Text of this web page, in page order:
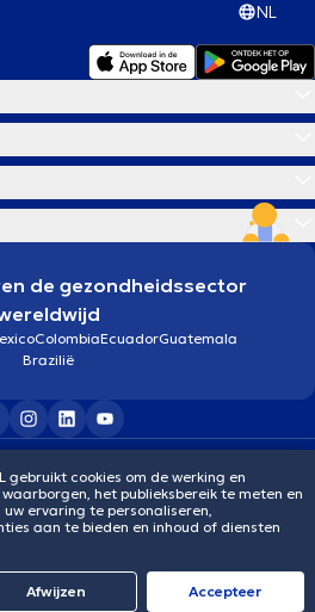
NL
de gezondheidssector
ColombiaEcuadorGuatemala
Brazilië
doctoranytime
gebruikt cookies om de werking en
het publieksbereik te meten en
ervaring te personaliseren,
aan te bieden en inhoud of diensten
Afwijzen Αccepteer